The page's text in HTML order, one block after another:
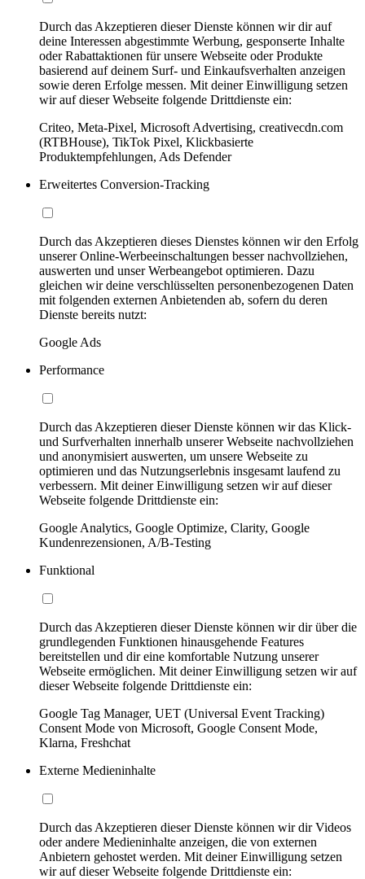
Durch das Akzeptieren dieser Dienste können wir dir auf
deine Interessen abgestimmte Werbung, gesponserte Inhalte
oder Rabattaktionen für unsere Webseite oder Produkte
basierend auf deinem Surf- und Einkaufsverhalten anzeigen
sowie deren Erfolge messen. Mit deiner Einwilligung setzen
wir auf dieser Webseite folgende Drittdienste ein:
Criteo, Meta-Pixel, Microsoft Advertising, creativecdn.com
(RTBHouse), TikTok Pixel, Klickbasierte
Produktempfehlungen, Ads Defender
Erweitertes Conversion-Tracking
Durch das Akzeptieren dieses Dienstes können wir den Erfolg
unserer Online-Werbeeinschaltungen besser nachvollziehen,
auswerten und unser Werbeangebot optimieren. Dazu
gleichen wir deine verschlüsselten personenbezogenen Daten
mit folgenden externen Anbietenden ab, sofern du deren
Dienste bereits nutzt:
Google Ads
Performance
Durch das Akzeptieren dieser Dienste können wir das Klick-
und Surfverhalten innerhalb unserer Webseite nachvollziehen
und anonymisiert auswerten, um unsere Webseite zu
optimieren und das Nutzungserlebnis insgesamt laufend zu
verbessern. Mit deiner Einwilligung setzen wir auf dieser
Webseite folgende Drittdienste ein:
Google Analytics, Google Optimize, Clarity, Google
Kundenrezensionen, A/B-Testing
Funktional
Durch das Akzeptieren dieser Dienste können wir dir über die
grundlegenden Funktionen hinausgehende Features
bereitstellen und dir eine komfortable Nutzung unserer
Webseite ermöglichen. Mit deiner Einwilligung setzen wir auf
dieser Webseite folgende Drittdienste ein:
Google Tag Manager, UET (Universal Event Tracking)
Consent Mode von Microsoft, Google Consent Mode,
Klarna, Freshchat
Externe Medieninhalte
Durch das Akzeptieren dieser Dienste können wir dir Videos
oder andere Medieninhalte anzeigen, die von externen
Anbietern gehostet werden. Mit deiner Einwilligung setzen
wir auf dieser Webseite folgende Drittdienste ein: